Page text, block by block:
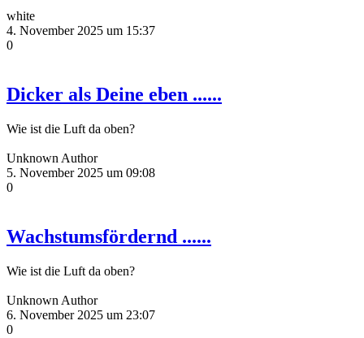
white
4. November 2025 um 15:37
0
Dicker als Deine eben ......
Wie ist die Luft da oben?
Unknown Author
5. November 2025 um 09:08
0
Wachstumsfördernd ......
Wie ist die Luft da oben?
Unknown Author
6. November 2025 um 23:07
0